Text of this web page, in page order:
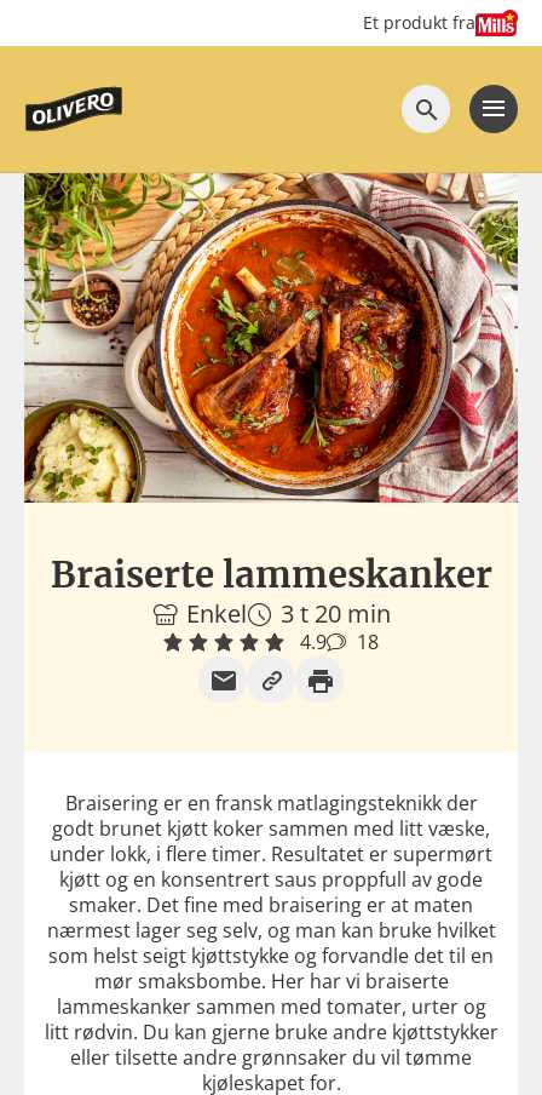
Et produkt fra
Braiserte lammeskanker
Enkel 3 t 20 min
4.9 18
Braisering er en fransk matlagingsteknikk der
godt brunet kjøtt koker sammen med litt væske,
under lokk, i flere timer. Resultatet er supermørt
kjøtt og en konsentrert saus proppfull av gode
smaker. Det fine med braisering er at maten
nærmest lager seg selv, og man kan bruke hvilket
som helst seigt kjøttstykke og forvandle det til en
mør smaksbombe. Her har vi braiserte
lammeskanker sammen med tomater, urter og
litt rødvin. Du kan gjerne bruke andre kjøttstykker
eller tilsette andre grønnsaker du vil tømme
kjøleskapet for.